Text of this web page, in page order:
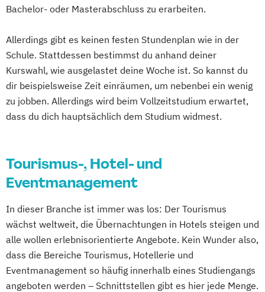
Bachelor- oder Masterabschluss zu erarbeiten.
Allerdings gibt es keinen festen Stundenplan wie in der
Schule. Stattdessen bestimmst du anhand deiner
Kurswahl, wie ausgelastet deine Woche ist. So kannst du
dir beispielsweise Zeit einräumen, um nebenbei ein wenig
zu jobben. Allerdings wird beim Vollzeitstudium erwartet,
dass du dich hauptsächlich dem Studium widmest.
Tourismus-, Hotel- und
Eventmanagement
In dieser Branche ist immer was los: Der Tourismus
wächst weltweit, die Übernachtungen in Hotels steigen und
alle wollen erlebnisorientierte Angebote. Kein Wunder also,
dass die Bereiche Tourismus, Hotellerie und
Eventmanagement so häufig innerhalb eines Studiengangs
angeboten werden – Schnittstellen gibt es hier jede Menge.